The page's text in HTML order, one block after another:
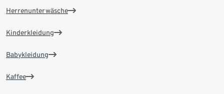
Herrenunterwäsche
Kinderkleidung
Babykleidung
Kaffee